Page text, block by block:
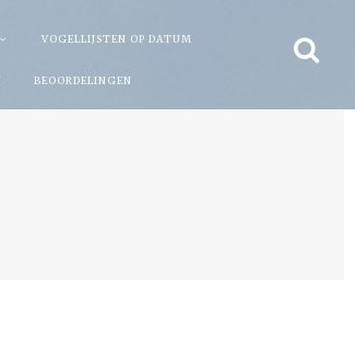
VOGELLIJSTEN OP DATUM
BEOORDELINGEN